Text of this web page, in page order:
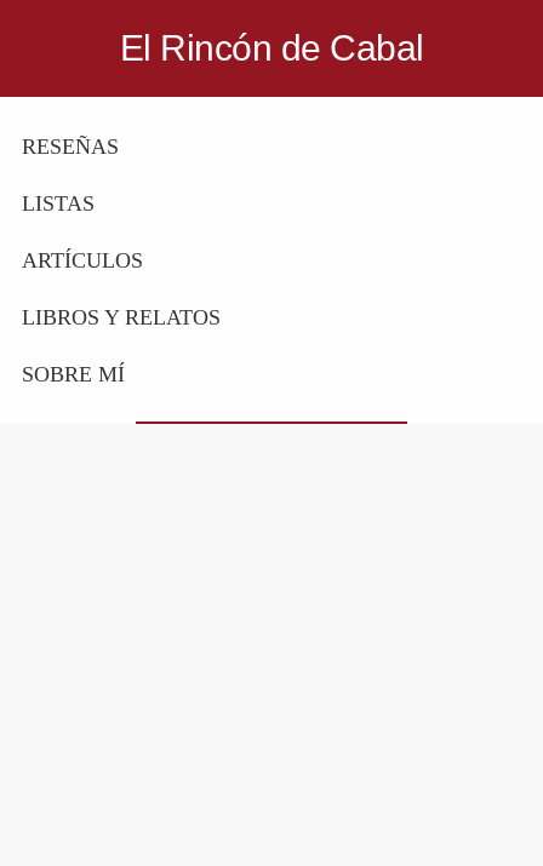
principal
El Rincón de Cabal
reúnen
hablar
RESEÑAS
LISTAS
ARTÍCULOS
LIBROS Y RELATOS
SOBRE MÍ